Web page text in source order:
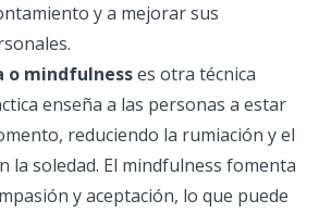
y a mejorar sus
o mindfulnesses otra técnica
enseña a las personas a estar
reduciendo la rumiación y el
la soledad. El mindfulness fomenta
y aceptación, lo que puede